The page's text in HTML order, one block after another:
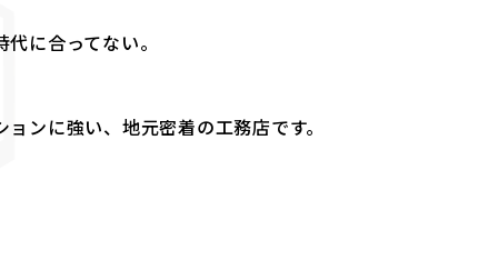
に合ってない。
ンに強い、地元密着の工務店です。